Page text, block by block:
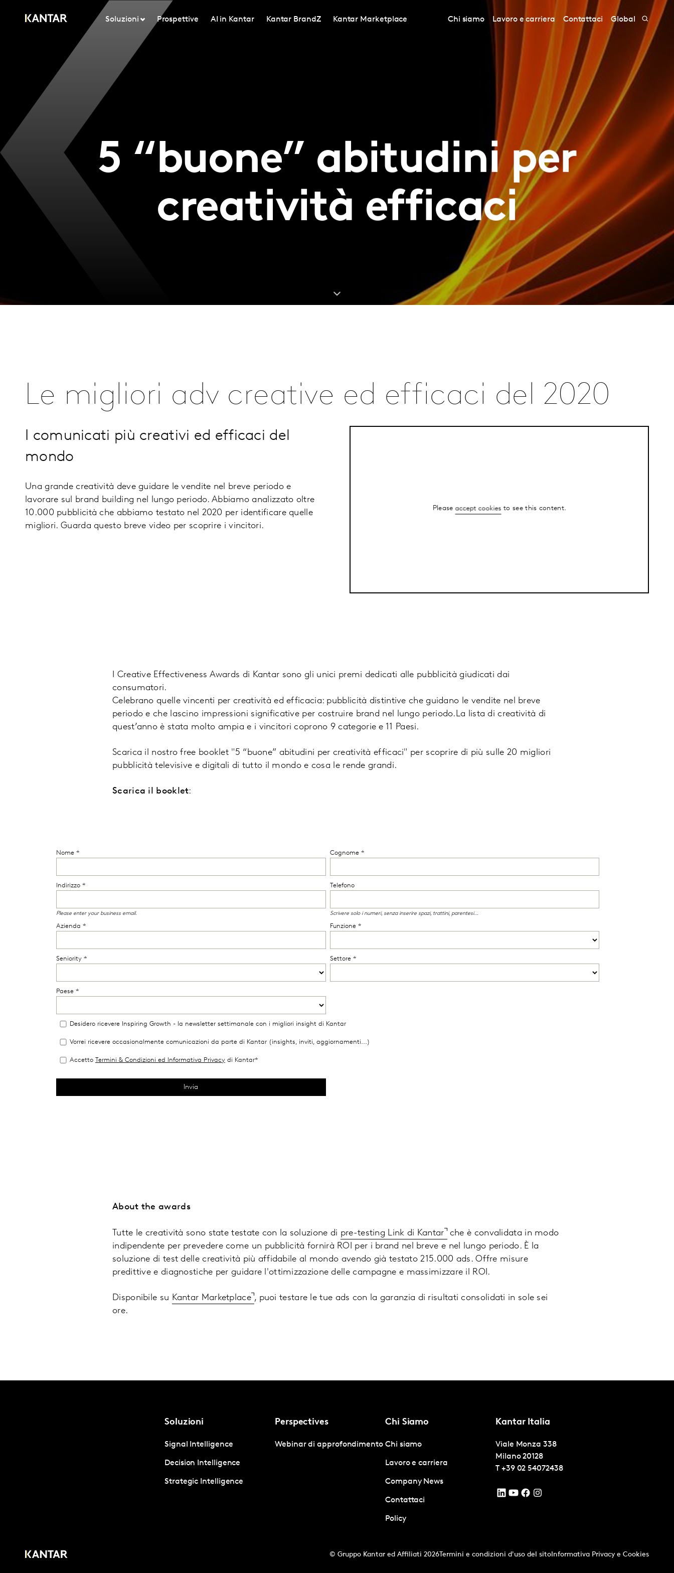
Soluzioni Prospettive AI in Kantar Kantar BrandZ Kantar Marketplace Chi siamo Lavoro e carriera Contattaci Global
5 “buone” abitudini per
creatività efficaci
Le migliori adv creative ed efficaci del 2020
I comunicati più creativi ed efficaci del
mondo
Una grande creatività deve guidare le vendite nel breve periodo e
lavorare sul brand building nel lungo periodo. Abbiamo analizzato oltre
10.000 pubblicità che abbiamo testato nel 2020 per identificare quelle
migliori. Guarda questo breve video per scoprire i vincitori.
Pleaseaccept cookies to see this content.
I Creative Effectiveness Awards di Kantar sono gli unici premi dedicati alle pubblicità giudicati dai
consumatori.
Celebrano quelle vincenti per creatività ed efficacia: pubblicità distintive che guidano le vendite nel breve
periodo e che lascino impressioni significative per costruire brand nel lungo periodo.La lista di creatività di
quest’anno è stata molto ampia e i vincitori coprono 9 categorie e 11 Paesi.
Scarica il nostro free booklet "5 “buone” abitudini per creatività efficaci" per scoprire di più sulle 20 migliori
pubblicità televisive e digitali di tutto il mondo e cosa le rende grandi.
Scarica il booklet:
About the awards
Tutte le creatività sono state testate con la soluzione di pre-testing Link di Kantar che è convalidata in modo
indipendente per prevedere come un pubblicità fornirà ROI per i brand nel breve e nel lungo periodo. È la
soluzione di test delle creatività più affidabile al mondo avendo già testato 215.000 ads. Offre misure
predittive e diagnostiche per guidare l'ottimizzazione delle campagne e massimizzare il ROI.
Disponibile su Kantar Marketplace , puoi testare le tue ads con la garanzia di risultati consolidati in sole sei
ore.
Soluzioni
Signal Intelligence
Decision Intelligence
Strategic Intelligence
Perspectives
Webinar di approfondimento
Chi Siamo
Chi siamo
Lavoro e carriera
Company News
Contattaci
Policy
Kantar Italia
Viale Monza 338
Milano 20128
T +39 02 54072438
© Gruppo Kantar ed Affiliati 2026 Termini e condizioni d'uso del sito Informativa Privacy e Cookies